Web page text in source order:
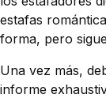
estafas
forma, pero
Una vez más,
informe